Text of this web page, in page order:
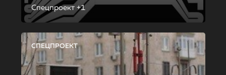
Спецпроект +1
СПЕЦПРОЕКТ